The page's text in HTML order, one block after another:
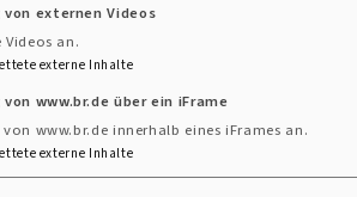
von externen Videos
Videos an.
externe Inhalte
www.br.de über ein iFrame
www.br.de innerhalb eines iFrames an.
externe Inhalte